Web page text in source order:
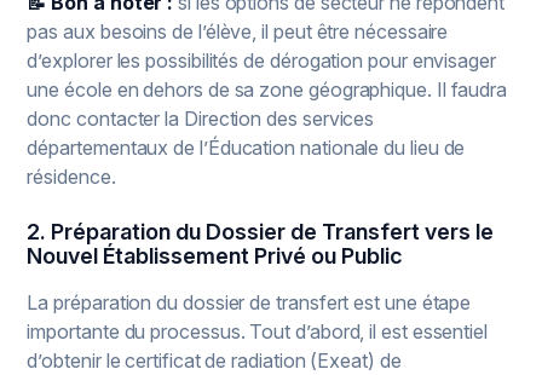
pas aux besoins de l’élève, il peut être nécessaire
d’explorer les possibilités de dérogation pour envisager
une école en dehors de sa zone géographique. Il faudra
donc contacter la Direction des services
départementaux de l’Éducation nationale du lieu de
résidence.
2. Préparation du Dossier de Transfert vers le
Nouvel Établissement Privé ou Public
La préparation du dossier de transfert est une étape
importante du processus. Tout d’abord, il est essentiel
d’obtenir le certificat de radiation (Exeat) de